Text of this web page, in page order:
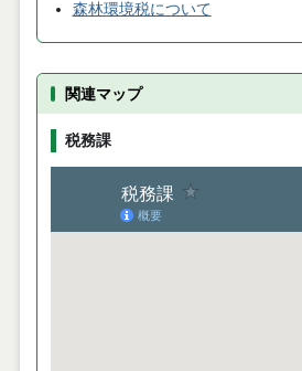
森林環境税について
関連マップ
税務課